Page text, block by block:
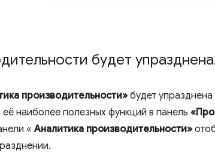
будет упразднена
производительности» будет
наиболее полезных функций в панель
«Аналитика производительности»